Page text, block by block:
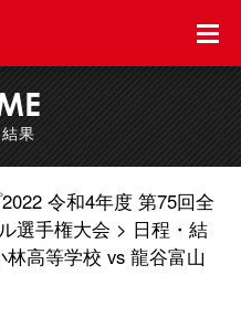
果
令和4年度 第75回全
選手権大会
日程・結
高等学校 vs 龍谷富山